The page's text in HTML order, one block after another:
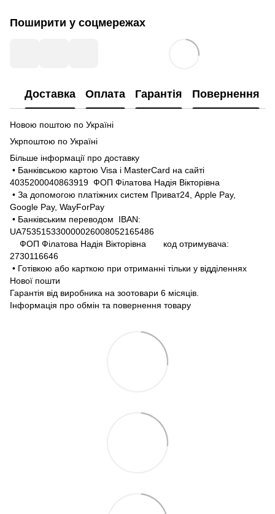
Поширити у соцмережах
Доставка Оплата Гарантія Повернення
Новою поштою по Україні
Укрпоштою по Україні
Більше інформації про доставку
• Банківською картою Visa і MasterCard на сайті
4035200040863919 ФОП Філатова Надія Вікторівна
• За допомогою платіжних систем Приват24, Apple Pay,
Google Pay, WayForPay
• Банківським переводом IBAN:
UA753515330000026008052165486
ФОП Філатова Надія Вікторівна код отримувача:
2730116646
• Готівкою або карткою при отриманні тільки у відділеннях
Нової пошти
Гарантія від виробника на зоотовари 6 місяців.
Інформація про обмін та повернення товару